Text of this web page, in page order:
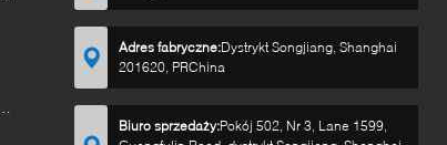
Adres fabryczne:Dystrykt Songjiang, Shanghai
201620, PRChina
Biuro sprzedaży:Pokój 502, Nr 3, Lane 1599,